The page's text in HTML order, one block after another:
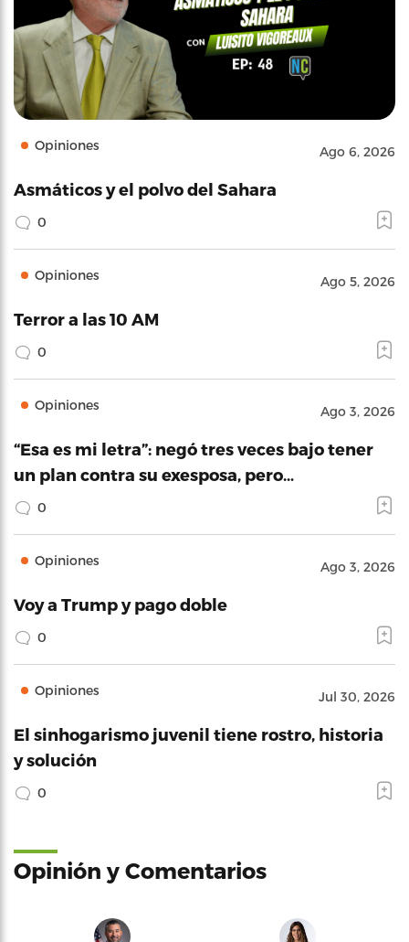
Opiniones Ago 6, 2026
Asmáticos y el polvo del Sahara
0
Opiniones Ago 5, 2026
Terror a las 10 AM
0
Opiniones Ago 3, 2026
“Esa es mi letra”: negó tres veces bajo tener
un plan contra su exesposa, pero…
0
Opiniones Ago 3, 2026
Voy a Trump y pago doble
0
Opiniones Jul 30, 2026
El sinhogarismo juvenil tiene rostro, historia
y solución
0
Opinión y Comentarios